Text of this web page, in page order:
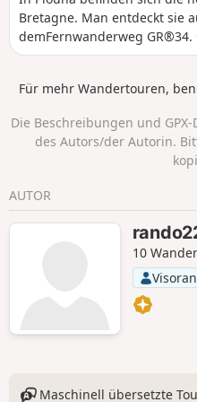
Bretagne. Man entdeckt sie
demFernwanderweg
des Dorfes, ausgehend vom
über schöne, für das Goëlo
Steinhäusern. Auf der
Wegkreuze aus Granit.
Für mehr Wandertouren,
Die Beschreibungen und
des Autors/der Autorin.
AUTOR
10
Maschinell übersetzte